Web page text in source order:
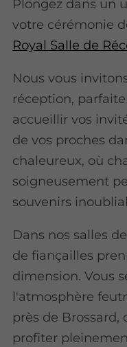
Plongez dans un
votre cérémonie
Royal Salle de
Nous vous
réception,
accueillir vos
de vos proches
chaleureux, où
soigneusement
souvenirs
Dans nos salles
de fiançailles
dimension. Vous
l'atmosphère
près de
profiter